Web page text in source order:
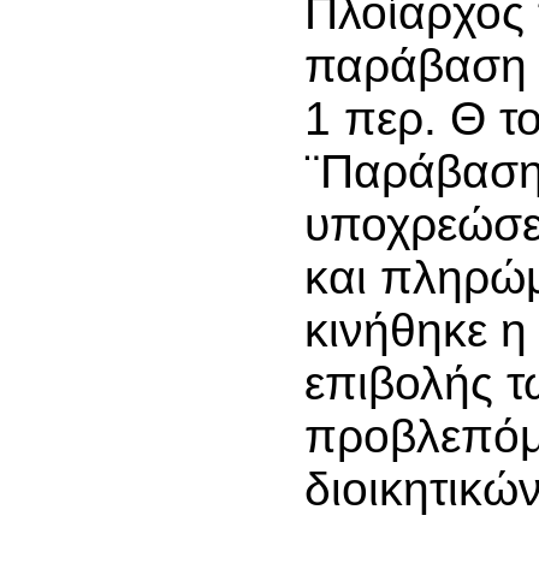
παράβαση
1 περ. Θ
και
κινήθηκε η
επιβολής